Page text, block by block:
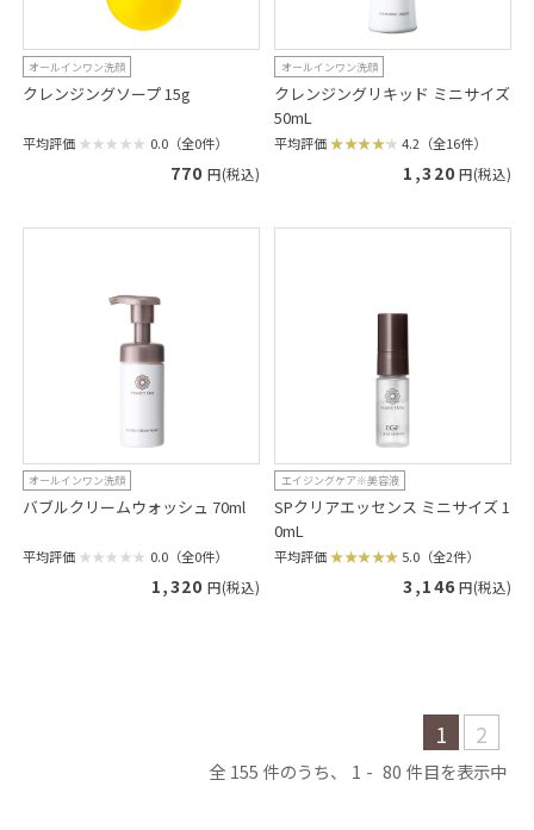
オールインワン洗顔
クレンジングソープ 15g
平均評価 0.0（全0件）
770 円(税込)
オールインワン洗顔
クレンジングリキッド ミニサイズ
50mL
平均評価 4.2（全16件）
1,320 円(税込)
オールインワン洗顔
バブルクリームウォッシュ 70ml
平均評価 0.0（全0件）
1,320 円(税込)
エイジングケア※美容液
SPクリアエッセンス ミニサイズ 1
0mL
平均評価 5.0（全2件）
3,146 円(税込)
1 2
155 1 80